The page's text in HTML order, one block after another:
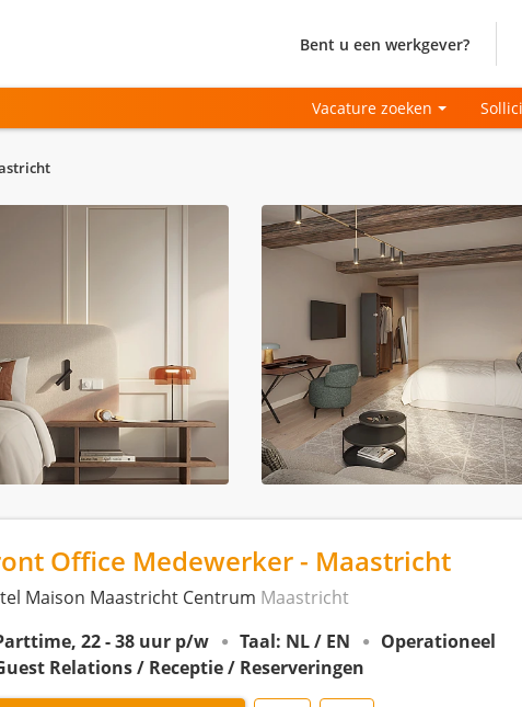
Bent u een werkgever?
Vacature zoeken
Office Medewerker - Maastricht
Maison Maastricht Centrum Maastricht
22 - 38 uur p/w
Taal: NL / EN
Operationeel
Relations / Receptie / Reserveringen